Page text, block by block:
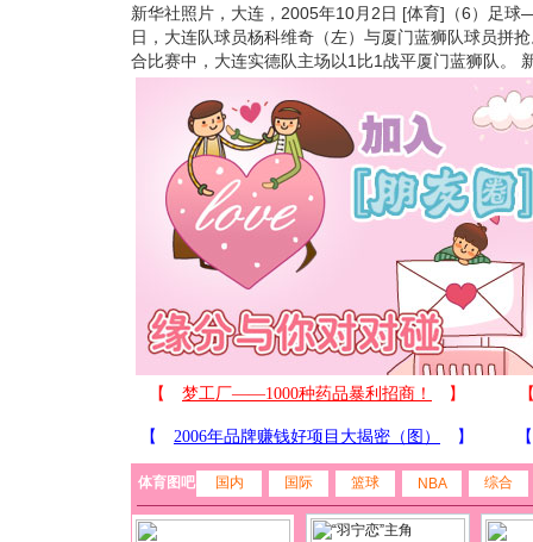
新华社照片，大连，2005年10月2日 [体育]（6）足
日，大连队球员杨科维奇（左）与厦门蓝狮队球员拼
合比赛中，大连实德队主场以1比1战平厦门蓝狮队。
体育图吧 国内 国际 篮球 NBA 综合